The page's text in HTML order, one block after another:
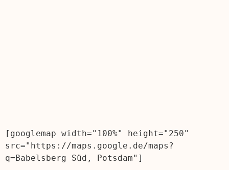
[googlemap width="100%" height="250"
src="https://maps.google.de/maps?
q=Babelsberg Süd, Potsdam"]